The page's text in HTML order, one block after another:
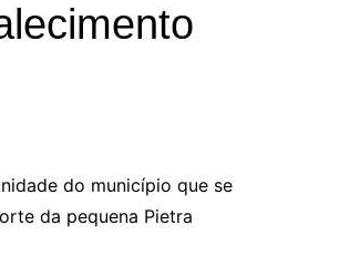
do município que se
da pequena Pietra